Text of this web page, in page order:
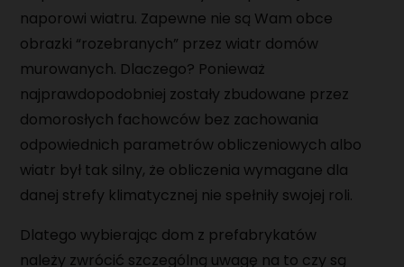
naporowi wiatru. Zapewne nie są Wam obce
obrazki “rozebranych” przez wiatr domów
murowanych. Dlaczego? Ponieważ
najprawdopodobniej zostały zbudowane przez
domorosłych fachowców bez zachowania
odpowiednich parametrów obliczeniowych albo
wiatr był tak silny, że obliczenia wymagane dla
danej strefy klimatycznej nie spełniły swojej roli.
Dlatego wybierając dom z prefabrykatów
należy zwrócić szczególną uwagę na to czy są